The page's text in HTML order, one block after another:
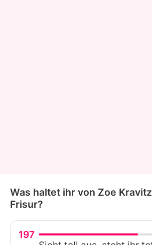
Was haltet ihr von Zoe
Frisur?
197